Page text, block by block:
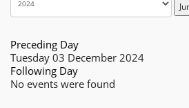
Preceding Day
Tuesday 03 December 2024
Following Day
No events were found